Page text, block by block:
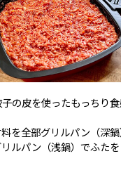
の皮を使ったもっちり
を全部グリルパン（深
ルパン（浅鍋）でふた